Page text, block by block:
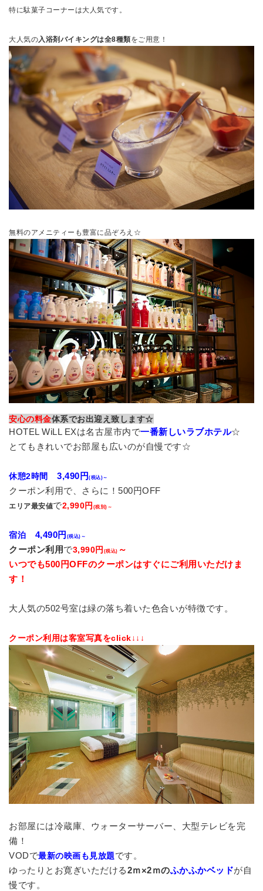
特に駄菓子コーナーは大人気です。
大人気の入浴剤バイキングは全8種類をご用意！
無料のアメニティーも豊富に品ぞろえ☆
安心の料金体系でお出迎え致します☆
HOTEL WiLL EXは名古屋市内で一番新しいラブホテル☆
とてもきれいでお部屋も広いのが自慢です☆
休憩2時間 3,490円 (税込)～
クーポン利用で、さらに！500円OFF
エリア最安値で2,990円 (税別)～
宿泊 4,490円 (税込)～
クーポン利用で3,990円 (税込) ～
いつでも500円OFFのクーポンはすぐにご利用いただけま
す！
大人気の502号室は緑の落ち着いた色合いが特徴です。
クーポン利用は客室写真をclick↓↓↓
お部屋には冷蔵庫、ウォーターサーバー、大型テレビを完
備！
VODで最新の映画も見放題です。
ゆったりとお寛ぎいただける2ｍ×2ｍのふかふかベッドが自
慢です。